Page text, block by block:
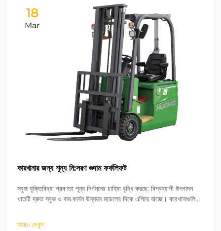
18
Mar
কারখানার জন্য শূন্য নি:সরণ গুদাম ফর্কলিফট
সবুজ যুক্তিবিদ্যা প্রবণতা শূন্য নির্গমনের চাহিদা বৃদ্ধি করছে: বিশ্বব্যাপী উৎপাদন
খাতটি দ্রুত সবুজ ও কম কার্বন উন্নয়ন মডেলের দিকে এগিয়ে যাচ্ছে। কারখানাগুলিতে
আরও দেখুন